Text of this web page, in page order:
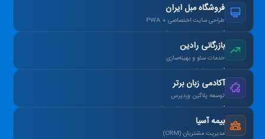
فروشگاه مبل ایران
طراحی سایت اختصاصی + PWA
بازرگانی رادین
خدمات سئو و بهینه‌سازی
آکادمی زبان برتر
توسعه پلاگین وردپرس
طراحی سیستم آزمون آنلاین و صدور کارنامه.
بیمه آسیا
مدیریت مشتریان (CRM)